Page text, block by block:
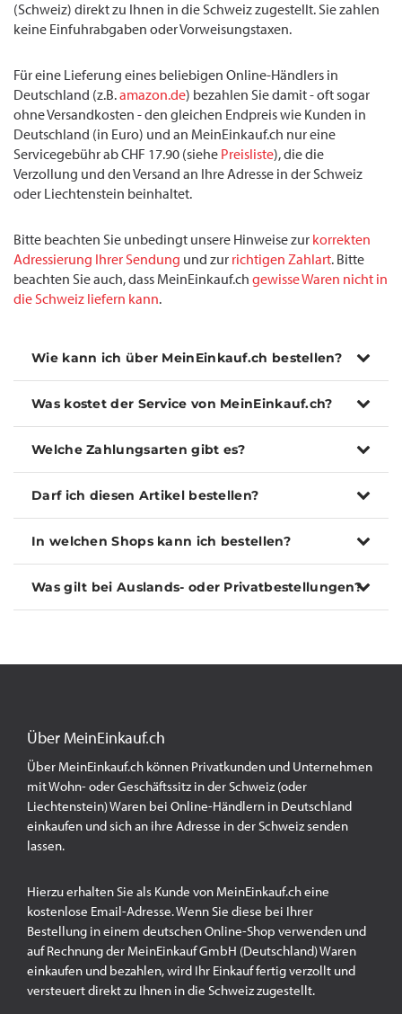
(Schweiz) direkt zu Ihnen in die Schweiz zugestellt. Sie zahlen
keine Einfuhrabgaben oder Vorweisungstaxen.
Für eine Lieferung eines beliebigen Online-Händlers in
Deutschland (z.B.amazon.de) bezahlen Sie damit - oft sogar
ohne Versandkosten - den gleichen Endpreis wie Kunden in
Deutschland (in Euro) und an MeinEinkauf.ch nur eine
Servicegebühr ab CHF 17.90 (siehe Preisliste), die die
Verzollung und den Versand an Ihre Adresse in der Schweiz
oder Liechtenstein beinhaltet.
Bitte beachten Sie unbedingt unsere Hinweise zur korrekten
Adressierung Ihrer Sendung und zur richtigen Zahlart. Bitte
beachten Sie auch, dass MeinEinkauf.ch gewisse Waren nicht in
die Schweiz liefern kann.
Wie kann ich über MeinEinkauf.ch bestellen?
Was kostet der Service von MeinEinkauf.ch?
Welche Zahlungsarten gibt es?
Darf ich diesen Artikel bestellen?
In welchen Shops kann ich bestellen?
Was gilt bei Auslands- oder Privatbestellungen?
Über MeinEinkauf.ch
Über MeinEinkauf.ch können Privatkunden und Unternehmen
mit Wohn- oder Geschäftssitz in der Schweiz (oder
Liechtenstein) Waren bei Online-Händlern in Deutschland
einkaufen und sich an ihre Adresse in der Schweiz senden
lassen.
Hierzu erhalten Sie als Kunde von MeinEinkauf.ch eine
kostenlose Email-Adresse. Wenn Sie diese bei Ihrer
Bestellung in einem deutschen Online-Shop verwenden und
auf Rechnung der MeinEinkauf GmbH (Deutschland) Waren
einkaufen und bezahlen, wird Ihr Einkauf fertig verzollt und
versteuert direkt zu Ihnen in die Schweiz zugestellt.